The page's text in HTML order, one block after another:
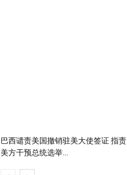
巴西谴责美国撤销驻美大使签证 指责
美方干预总统选举...